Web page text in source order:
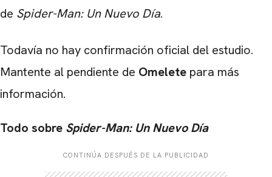
de Spider-Man: Un Nuevo Día.
Todavía no hay confirmación oficial del estudio.
Mantente al pendiente de Omelete para más
información.
Todo sobre Spider-Man: Un Nuevo Día
CONTINÚA DESPUÉS DE LA PUBLICIDAD